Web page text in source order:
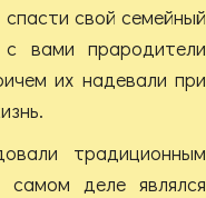
свой семейный
вами прародители
их надевали при
традиционным
деле являлся